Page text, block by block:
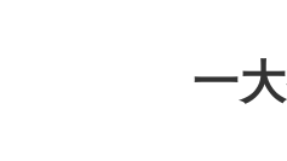
一